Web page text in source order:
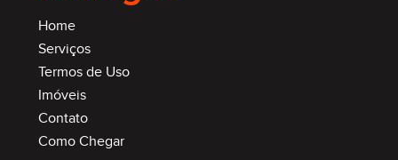
Home
Serviços
Termos de Uso
Imóveis
Contato
Como Chegar